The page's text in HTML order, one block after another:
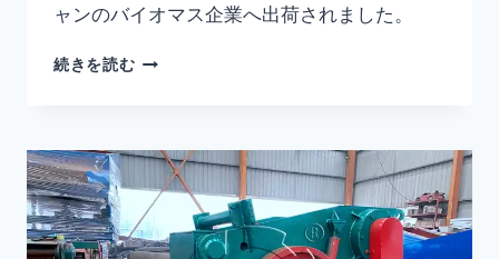
ャンのバイオマス企業へ出荷されました。
続きを読むア
ン
荷
さ